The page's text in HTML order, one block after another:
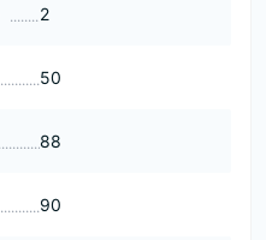
2
50
88
90